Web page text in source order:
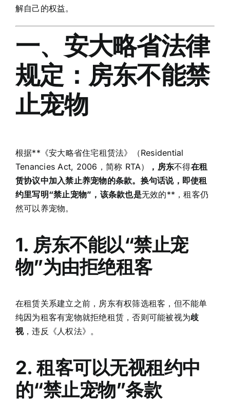
解自己的权益。
一、安大略省法律
规定：房东不能禁
止宠物
根据**《安大略省住宅租赁法》（Residential
Tenancies Act, 2006，简称 RTA）
，房东不得在租
赁协议中加入禁止养宠物的条款。换句话说，即使租
约里写明“禁止宠物”，该条款也是无效的**，租客仍
然可以养宠物。
1. 房东不能以“禁止宠
物”为由拒绝租客
在租赁关系建立之前，房东有权筛选租客，但不能单
纯因为租客有宠物就拒绝租赁，否则可能被视为歧
视，违反《人权法》。
2. 租客可以无视租约中
的“禁止宠物”条款